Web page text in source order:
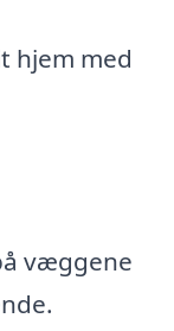
hjem med
væggene